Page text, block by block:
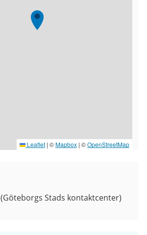
Leaflet | ©Mapbox | ©OpenStreetMap
(Göteborgs Stads kontaktcenter)